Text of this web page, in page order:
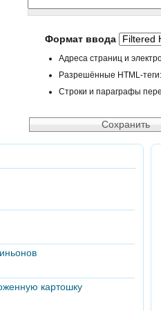
Формат ввода
Адреса страниц и
Разрешённые HTML-
Строки и параграфы
картошку